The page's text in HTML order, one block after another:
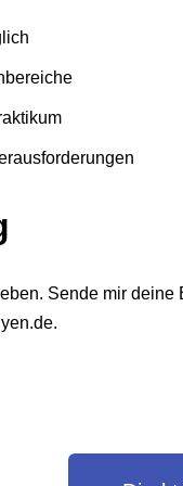
Sende mir
.